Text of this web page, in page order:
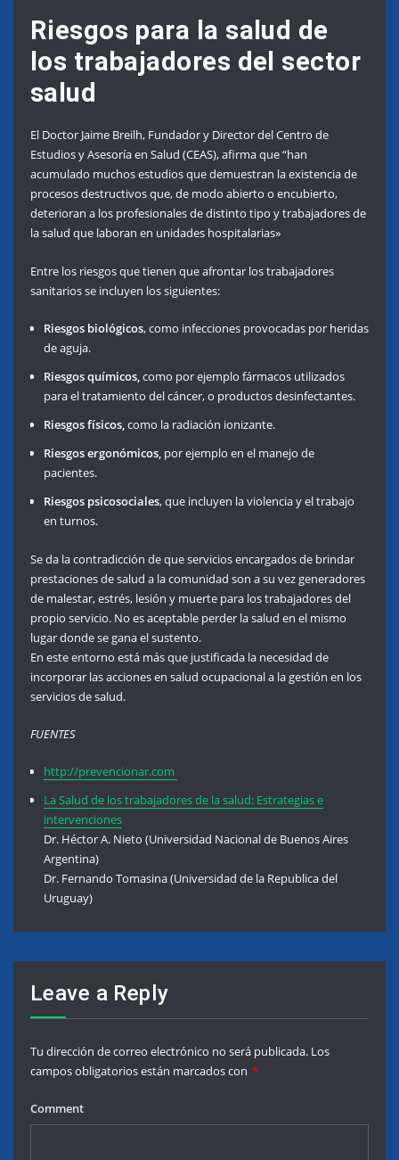
Riesgos para la salud de
los trabajadores del sector
salud
El Doctor Jaime Breilh, Fundador y Director del Centro de
Estudios y Asesoría en Salud (CEAS), afirma que “han
acumulado muchos estudios que demuestran la existencia de
procesos destructivos que, de modo abierto o encubierto,
deterioran a los profesionales de distinto tipo y trabajadores de
la salud que laboran en unidades hospitalarias»
Entre los riesgos que tienen que afrontar los trabajadores
sanitarios se incluyen los siguientes:
Riesgos biológicos, como infecciones provocadas por heridas
de aguja.
Riesgos químicos,como por ejemplo fármacos utilizados
para el tratamiento del cáncer, o productos desinfectantes.
Riesgos físicos,como la radiación ionizante.
Riesgos ergonómicos, por ejemplo en el manejo de
pacientes.
Riesgos psicosociales, que incluyen la violencia y el trabajo
en turnos.
Se da la contradicción de que servicios encargados de brindar
prestaciones de salud a la comunidad son a su vez generadores
de malestar, estrés, lesión y muerte para los trabajadores del
propio servicio. No es aceptable perder la salud en el mismo
lugar donde se gana el sustento.
En este entorno está más que justificada la necesidad de
incorporar las acciones en salud ocupacional a la gestión en los
servicios de salud.
FUENTES
http://prevencionar.com
La Salud de los trabajadores de la salud: Estrategias e
intervenciones
Dr. Héctor A. Nieto (Universidad Nacional de Buenos Aires
Argentina)
Dr. Fernando Tomasina (Universidad de la Republica del
Uruguay)
Leave a Reply
Tu dirección de correo electrónico no será publicada.Los
campos obligatorios están marcados con *
Comment